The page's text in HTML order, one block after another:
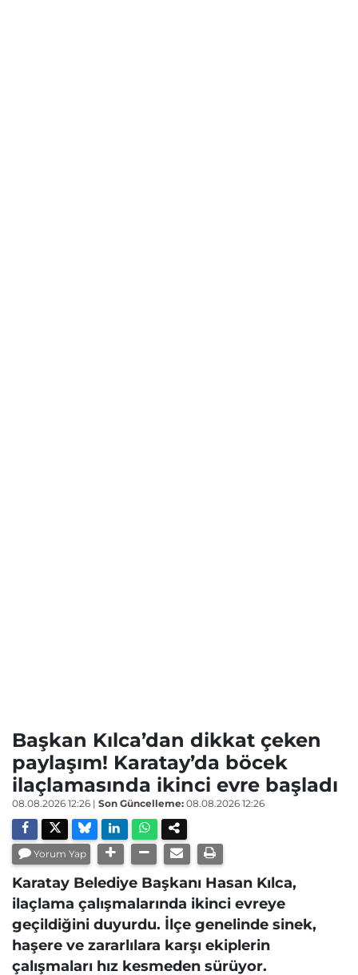
Başkan Kılca’dan dikkat çeken
paylaşım! Karatay’da böcek
ilaçlamasında ikinci evre başladı
08.08.2026 12:26 | Son Güncelleme: 08.08.2026 12:26
Yorum Yap
Karatay Belediye Başkanı Hasan Kılca,
ilaçlama çalışmalarında ikinci evreye
geçildiğini duyurdu. İlçe genelinde sinek,
haşere ve zararlılara karşı ekiplerin
çalışmaları hız kesmeden sürüyor.